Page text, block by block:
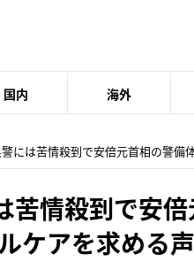
国内 海外
には苦情殺到で安倍元首相の警
苦情殺到で安
ケアを求める